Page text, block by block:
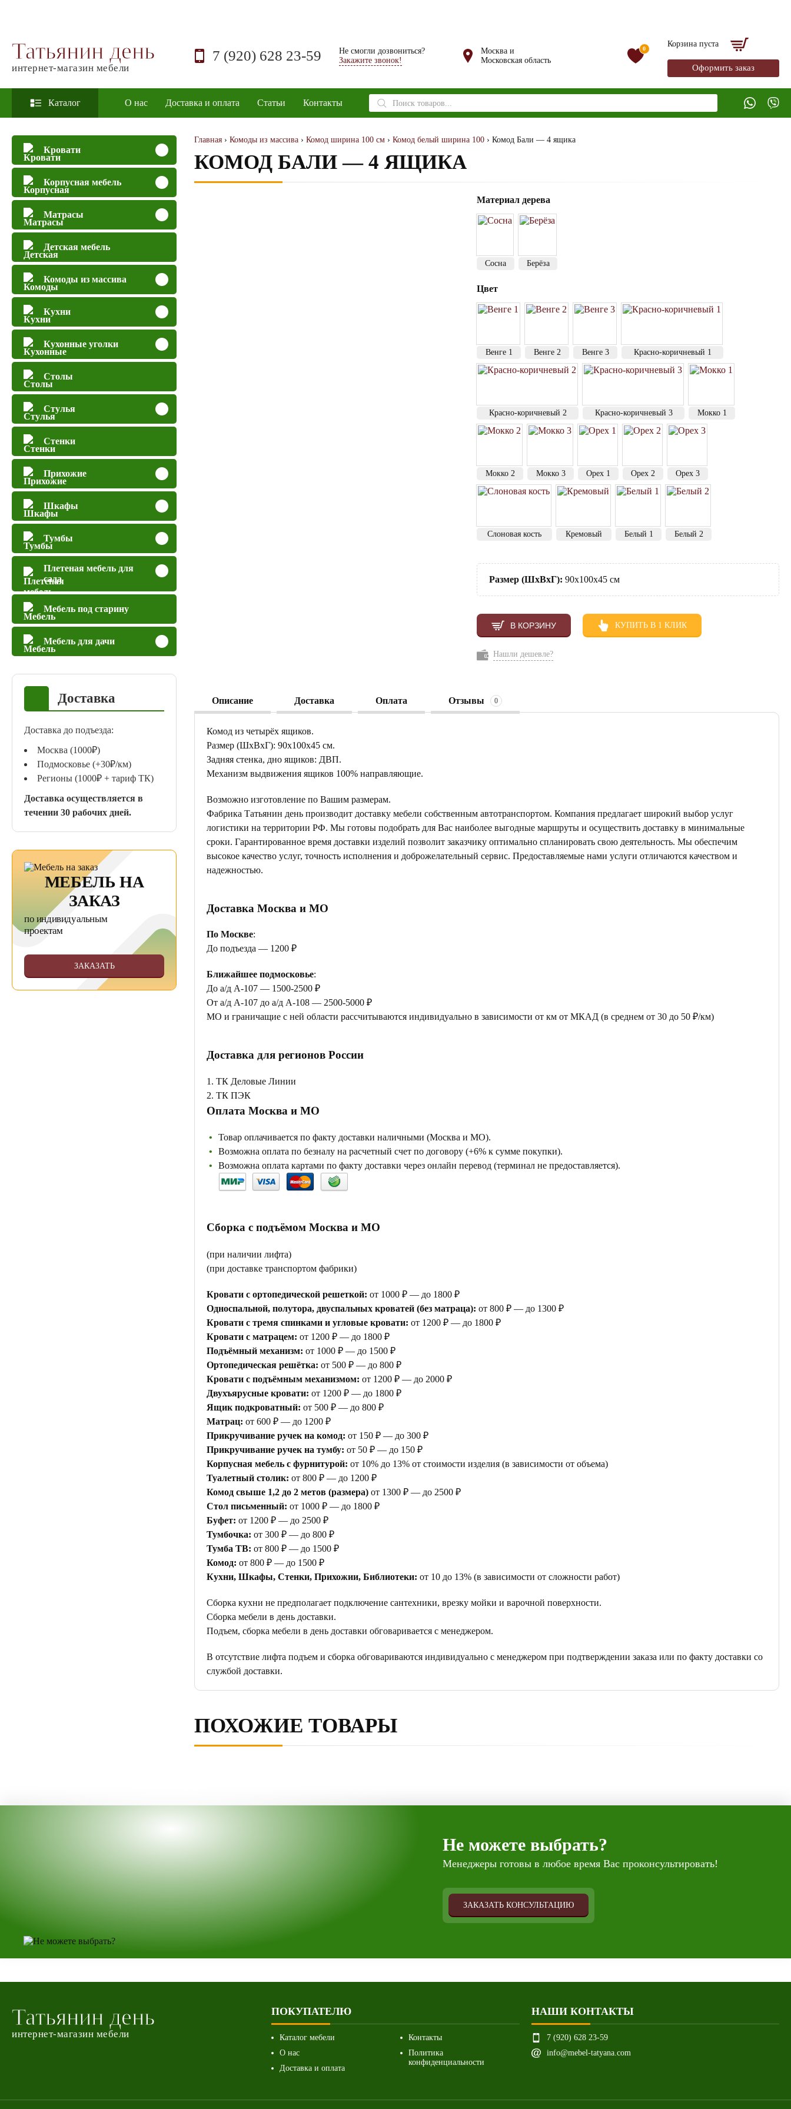
Татьянин день
интернет-магазин мебели
7 (920) 628 23-59
Не смогли дозвониться?
Закажите звонок!
Москва и
Московская область
0
Корзина пуста
Оформить заказ
Каталог О нас Доставка и оплата Статьи Контакты
Поиск
товаров
Кровати
Корпусная мебель
Матрасы
Детская мебель
Комоды из массива
Кухни
Кухонные уголки
Столы
Стулья
Стенки
Прихожие
Шкафы
Тумбы
Плетеная мебель для
сада
Мебель под старину
Мебель для дачи
Доставка
Доставка до подъезда:
Москва (1000₽)
Подмосковье (+30₽/км)
Регионы (1000₽ + тариф ТК)
Доставка осуществляется в
течении 30 рабочих дней.
МЕБЕЛЬ НА
ЗАКАЗ
по индивидуальным
проектам
ЗАКАЗАТЬ
Главная › Комоды из массива › Комод ширина 100 см › Комод белый ширина 100 › Комод Бали — 4 ящика
КОМОД БАЛИ — 4 ЯЩИКА
Материал дерева
Сосна Берёза
Цвет
Венге 1 Венге 2 Венге 3 Красно-коричневый 1
Красно-коричневый 2 Красно-коричневый 3 Мокко 1
Мокко 2 Мокко 3 Орех 1 Орех 2 Орех 3
Слоновая кость Кремовый Белый 1 Белый 2
Размер (ШхВхГ): 90х100х45 см
В КОРЗИНУ КУПИТЬ В 1 КЛИК
Нашли дешевле?
Описание Доставка Оплата Отзывы 0
Комод из четырёх ящиков.
Размер (ШхВхГ): 90х100х45 см.
Задняя стенка, дно ящиков: ДВП.
Механизм выдвижения ящиков 100% направляющие.
Возможно изготовление по Вашим размерам.
Фабрика Татьянин день производит доставку мебели собственным автотранспортом. Компания предлагает широкий выбор услуг
логистики на территории РФ. Мы готовы подобрать для Вас наиболее выгодные маршруты и осуществить доставку в минимальные
сроки. Гарантированное время доставки изделий позволит заказчику оптимально спланировать свою деятельность. Мы обеспечим
высокое качество услуг, точность исполнения и доброжелательный сервис. Предоставляемые нами услуги отличаются качеством и
надежностью.
Доставка Москва и МО
По Москве:
До подъезда — 1200 ₽
Ближайшее подмосковье:
До а/д А-107 — 1500-2500 ₽
От а/д А-107 до а/д А-108 — 2500-5000 ₽
МО и граничащие с ней области рассчитываются индивидуально в зависимости от км от МКАД (в среднем от 30 до 50 ₽/км)
Доставка для регионов России
1. ТК Деловые Линии
2. ТК ПЭК
Оплата Москва и МО
Товар оплачивается по факту доставки наличными (Москва и МО).
Возможна оплата по безналу на расчетный счет по договору (+6% к сумме покупки).
Возможна оплата картами по факту доставки через онлайн перевод (терминал не предоставляется).
Сборка с подъёмом Москва и МО
(при наличии лифта)
(при доставке транспортом фабрики)
Кровати с ортопедической решеткой: от 1000 ₽ — до 1800 ₽
Односпальной, полутора, двуспальных кроватей (без матраца): от 800 ₽ — до 1300 ₽
Кровати с тремя спинками и угловые кровати: от 1200 ₽ — до 1800 ₽
Кровати с матрацем: от 1200 ₽ — до 1800 ₽
Подъёмный механизм: от 1000 ₽ — до 1500 ₽
Ортопедическая решётка: от 500 ₽ — до 800 ₽
Кровати с подъёмным механизмом: от 1200 ₽ — до 2000 ₽
Двухъярусные кровати: от 1200 ₽ — до 1800 ₽
Ящик подкроватный: от 500 ₽ — до 800 ₽
Матрац: от 600 ₽ — до 1200 ₽
Прикручивание ручек на комод: от 150 ₽ — до 300 ₽
Прикручивание ручек на тумбу: от 50 ₽ — до 150 ₽
Корпусная мебель с фурнитурой: от 10% до 13% от стоимости изделия (в зависимости от объема)
Туалетный столик: от 800 ₽ — до 1200 ₽
Комод свыше 1,2 до 2 метов (размера) от 1300 ₽ — до 2500 ₽
Стол письменный: от 1000 ₽ — до 1800 ₽
Буфет: от 1200 ₽ — до 2500 ₽
Тумбочка: от 300 ₽ — до 800 ₽
Тумба ТВ: от 800 ₽ — до 1500 ₽
Комод: от 800 ₽ — до 1500 ₽
Кухни, Шкафы, Стенки, Прихожии, Библиотеки: от 10 до 13% (в зависимости от сложности работ)
Сборка кухни не предполагает подключение сантехники, врезку мойки и варочной поверхности.
Сборка мебели в день доставки.
Подъем, сборка мебели в день доставки обговаривается с менеджером.
В отсутствие лифта подъем и сборка обговариваются индивидуально с менеджером при подтверждении заказа или по факту доставки со
службой доставки.
ПОХОЖИЕ ТОВАРЫ
Не можете выбрать?
Менеджеры готовы в любое время Вас проконсультировать!
ЗАКАЗАТЬ КОНСУЛЬТАЦИЮ
Татьянин день
интернет-магазин мебели
ПОКУПАТЕЛЮ
Каталог мебели
О нас
Доставка и оплата
Контакты
Политика
конфиденциальности
НАШИ КОНТАКТЫ
7 (920) 628 23-59
info@mebel-tatyana.com